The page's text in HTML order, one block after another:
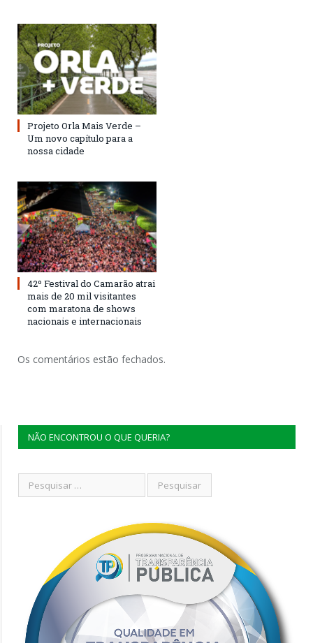
Projeto Orla Mais Verde –
Um novo capítulo para a
nossa cidade
42º Festival do Camarão atrai
mais de 20 mil visitantes
com maratona de shows
nacionais e internacionais
Os comentários estão fechados.
NÃO ENCONTROU O QUE QUERIA?